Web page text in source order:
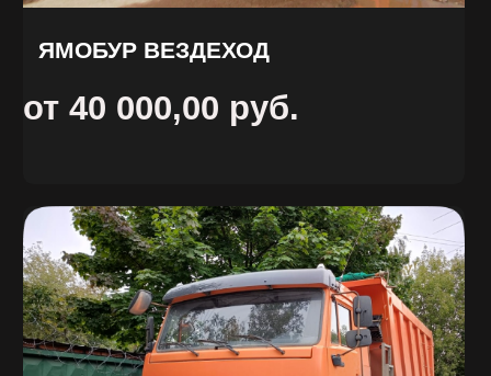
АДРЕС: Москва, Профсоюзная 57,
помещение 602
НАШ БЛОГ
ОТЗЫВЫ
Сайт разработала Капсула